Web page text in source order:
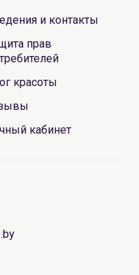
и контакты
прав
красоты
кабинет